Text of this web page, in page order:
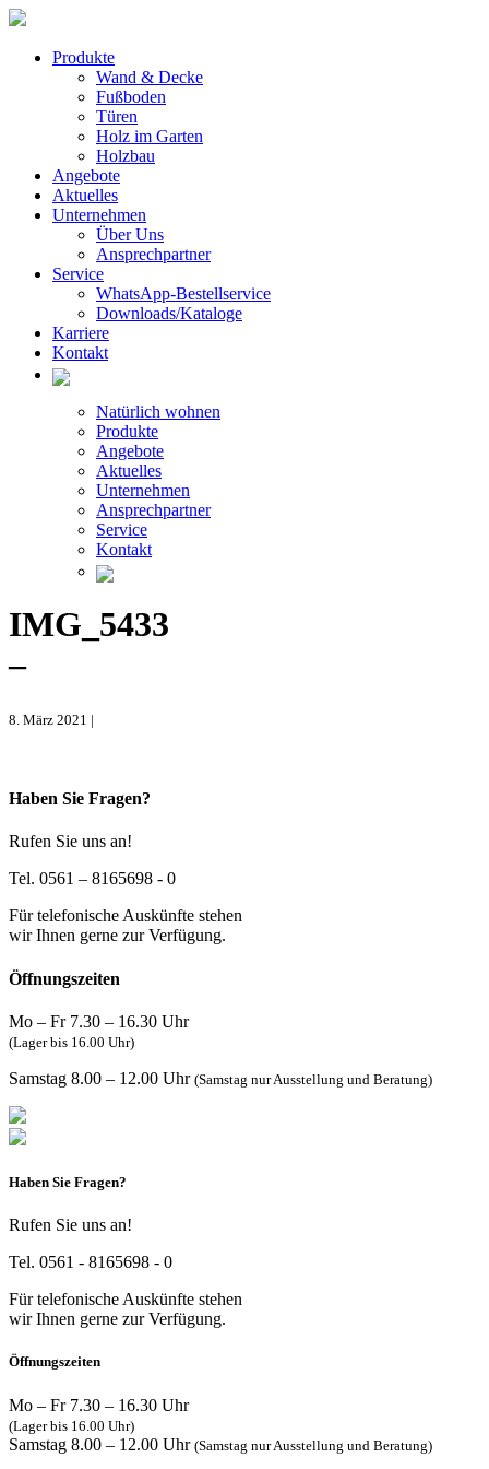
Produkte
Wand & Decke
Fußboden
Türen
Holz im Garten
Holzbau
Angebote
Aktuelles
Unternehmen
Über Uns
Ansprechpartner
Service
WhatsApp-Bestellservice
Downloads/Kataloge
Karriere
Kontakt
Natürlich wohnen
Produkte
Angebote
Aktuelles
Unternehmen
Ansprechpartner
Service
Kontakt
IMG_5433
–
8. März 2021 |
Haben Sie Fragen?
Rufen Sie uns an!
Tel. 0561 – 8165698 - 0
Für telefonische Auskünfte stehen
wir Ihnen gerne zur Verfügung.
Öffnungszeiten
Mo – Fr 7.30 – 16.30 Uhr
(Lager bis 16.00 Uhr)
Samstag 8.00 – 12.00 Uhr (Samstag nur Ausstellung und Beratung)
Haben Sie Fragen?
Rufen Sie uns an!
Tel. 0561 - 8165698 - 0
Für telefonische Auskünfte stehen
wir Ihnen gerne zur Verfügung.
Öffnungszeiten
Mo – Fr 7.30 – 16.30 Uhr
(Lager bis 16.00 Uhr)
Samstag 8.00 – 12.00 Uhr (Samstag nur Ausstellung und Beratung)